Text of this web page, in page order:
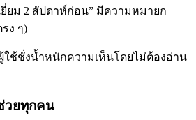
ยี่ยม 2 สัปดาห์ก่อน” มีความหมายก
ง ๆ)
ช้ชั่งน้ำหนักความเห็นโดยไม่ต้องอ่าน
วยทุกคน